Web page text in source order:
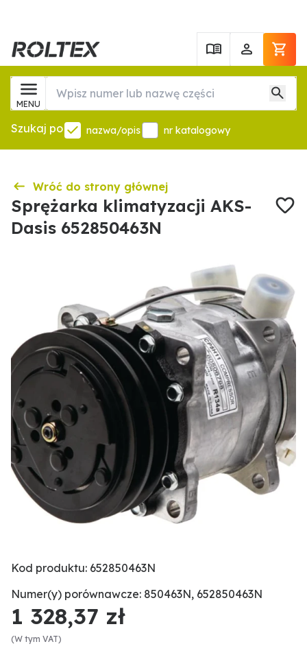
MENU
Szukaj po nazwa/opis nr katalogowy
Wróć do strony głównej
Sprężarka klimatyzacji AKS-
Dasis 652850463N
Kod produktu: 652850463N
Numer(y) porównawcze: 850463N, 652850463N
1 328,37 zł
(W tym VAT)